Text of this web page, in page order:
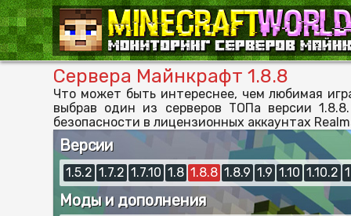
Сервера Майнкрафт 1.8.8
Что может быть интереснее, чем любимая
выбрав один из серверов ТОПа версии
безопасности в лицензионных аккаунтах
Версии
1.5.2 1.7.2 1.7.10 1.8 1.8.8 1.8.9 1.9 1.10 1.10.2
Моды и дополнения